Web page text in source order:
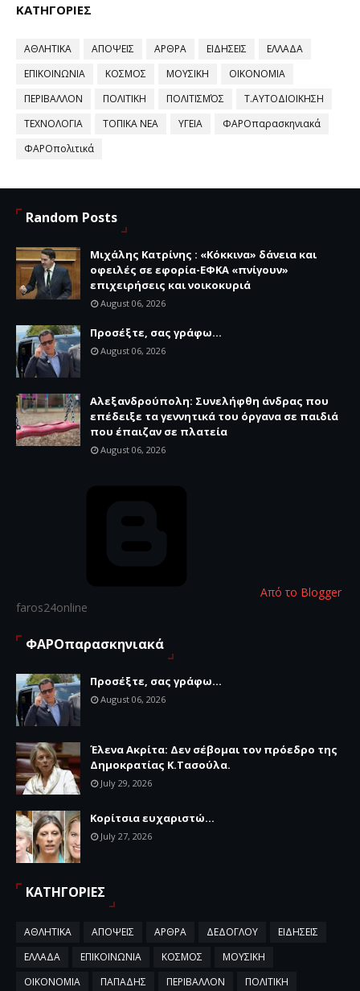
ΚΑΤΗΓΟΡΙΕΣ
ΑΘΛΗΤΙΚΑ ΑΠΟΨΕΙΣ ΑΡΘΡΑ ΕΙΔΗΣΕΙΣ
ΕΛΛΑΔΑ
ΕΠΙΚΟΙΝΩΝΙΑ
ΚΟΣΜΟΣ ΜΟΥΣΙΚΗ
ΟΙΚΟΝΟΜΙΑ
ΠΕΡΙΒΑΛΛΟΝ
ΠΟΛΙΤΙΚΗ ΠΟΛΙΤΙΣΜΌΣ
Τ.ΑΥΤΟΔΙΟΙΚΗΣΗ
ΤΕΧΝΟΛΟΓΙΑ
ΤΟΠΙΚΑ ΝΕΑ ΥΓΕΙΑ
ΦΑΡΟπαρασκηνιακά
ΦΑΡΟπολιτικά
Random Posts
Μιχάλης Κατρίνης : «Κόκκινα» δάνεια και
οφειλές σε εφορία-ΕΦΚΑ «πνίγουν»
επιχειρήσεις και νοικοκυριά
August 06, 2026
Προσέξτε, σας γράφω...
August 06, 2026
Αλεξανδρούπολη: Συνελήφθη άνδρας που
επέδειξε τα γεννητικά του όργανα σε παιδιά
που έπαιζαν σε πλατεία
August 06, 2026
Από το Blogger
faros24online
ΦΑΡΟπαρασκηνιακά
Προσέξτε, σας γράφω...
August 06, 2026
Έλενα Ακρίτα: Δεν σέβομαι τον πρόεδρο της
Δημοκρατίας Κ.Τασούλα.
July 29, 2026
Κορίτσια ευχαριστώ...
July 27, 2026
ΚΑΤΗΓΟΡΙΕΣ
ΑΘΛΗΤΙΚΑ ΑΠΟΨΕΙΣ ΑΡΘΡΑ ΔΕΔΟΓΛΟΥ
ΕΙΔΗΣΕΙΣ
ΕΛΛΑΔΑ
ΕΠΙΚΟΙΝΩΝΙΑ ΚΟΣΜΟΣ
ΜΟΥΣΙΚΗ
ΟΙΚΟΝΟΜΙΑ
ΠΑΠΑΔΗΣ ΠΕΡΙΒΑΛΛΟΝ
ΠΟΛΙΤΙΚΗ